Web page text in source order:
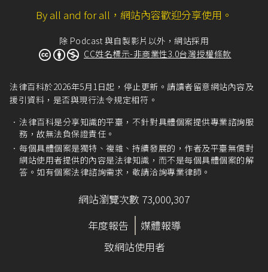
By all and for all，網站內容歡迎分享使用。
除 Podcast 與自製影片以外，網站採用
CC姓名標示-非商業性3.0台灣授權條款
法律百科於2026年5月1日起，停止更新。請讀者留意網站內容及
援引資料，是否與現行法令規定相符。
法律百科是分享知識的平臺，不針對具體個案提供專業諮詢服
務，故無法負保證責任。
每個具體個案是獨特、複雜、持續發展的，作者及平臺無償對
網站使用者提供的內容是法律知識，而不是每個具體個案的解
答。如有個案法律諮詢需求，敬請洽詢專業律師。
網站瀏覽次數 73,000,307
年度報告
媒體報導
致網站使用者